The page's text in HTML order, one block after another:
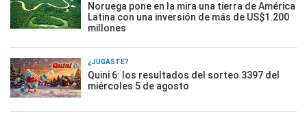
Noruega pone en la mira una tierra de América
Latina con una inversión de más de US$1.200
millones
¿JUGASTE?
Quini 6: los resultados del sorteo 3397 del
miércoles 5 de agosto